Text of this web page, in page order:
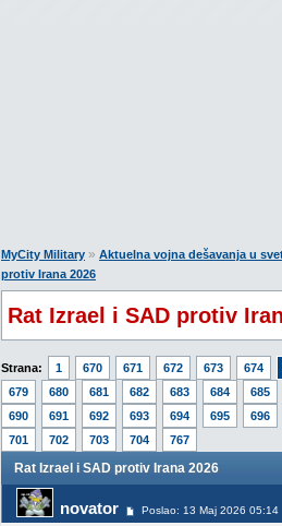
MyCity Military » Aktuelna vojna dešavanja u
protiv Irana 2026
Rat Izrael i SAD protiv
Strana: 1 670 671 672 673 674
679
680 681 682 683 684 685
690
691 692 693 694 695 696
701
702 703 704 767
Rat Izrael i SAD protiv Irana 2026
novator Poslao: 13 Maj 2026 05:14